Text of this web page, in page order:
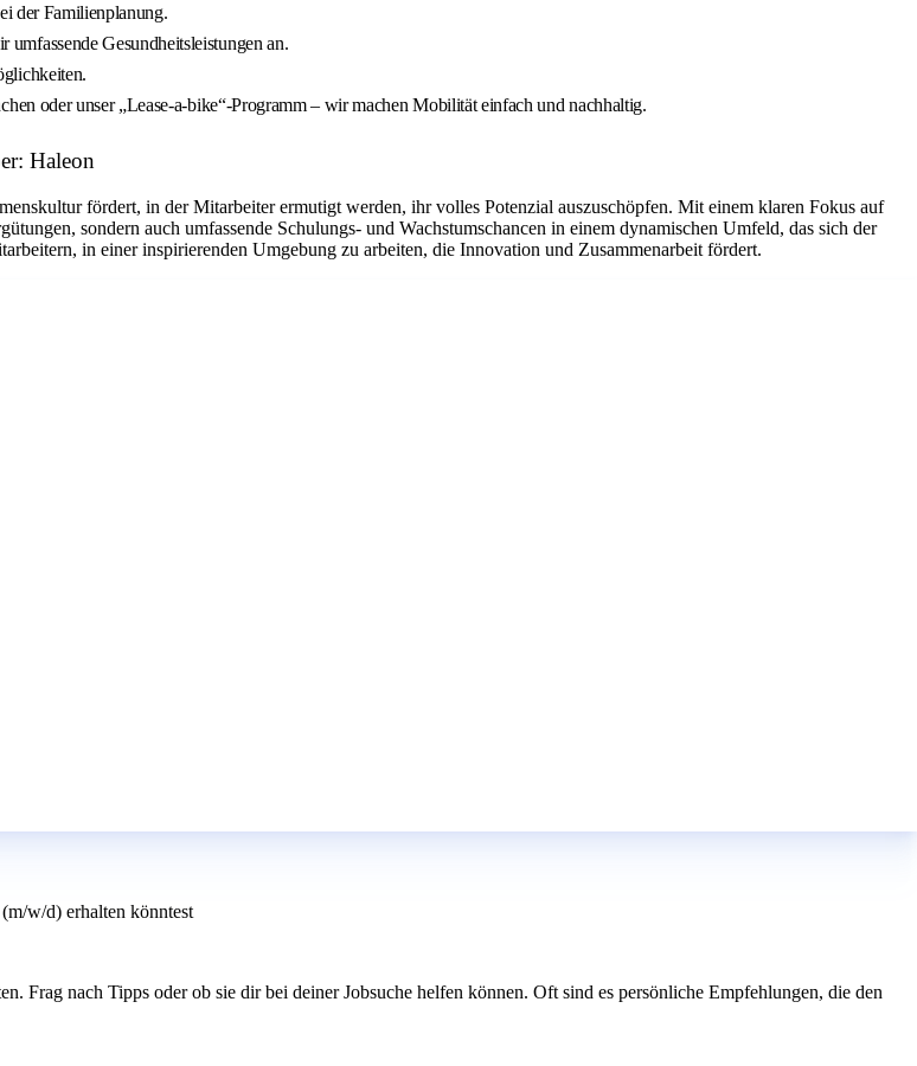
der Familienplanung.
Gesundheitsleistungen an.
oder unser „Lease-a-bike“-Programm – wir machen Mobilität einfach und nachhaltig.
Haleon
fördert, in der Mitarbeiter ermutigt werden, ihr volles Potenzial auszuschöpfen. Mit einem klaren Fokus auf
sondern auch umfassende Schulungs- und Wachstumschancen in einem dynamischen Umfeld, das sich der
in einer inspirierenden Umgebung zu arbeiten, die Innovation und Zusammenarbeit fördert.
w/d) erhalten könntest
Frag nach Tipps oder ob sie dir bei deiner Jobsuche helfen können. Oft sind es persönliche Empfehlungen, die den